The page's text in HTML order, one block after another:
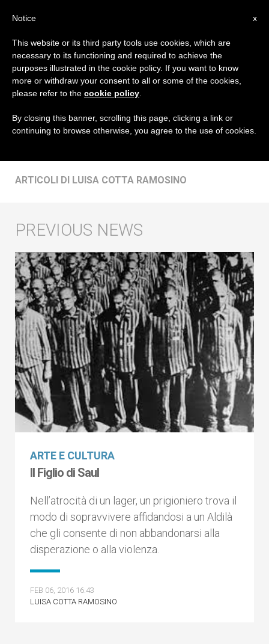
AUTORE
Luisa Cotta Ramosino
ARTICOLI DI LUISA COTTA RAMOSINO
ARTE E CULTURA
Il Figlio di Saul
Nell’atrocità di un lager, un prigioniero trova il
modo di sopravvivere affidandosi a un Aldilà
che gli consente di non abbandonarsi alla
disperazione o alla violenza.
FEB 06, 2016 16:43
LUISA COTTA RAMOSINO
x
Notice
This website or its third party tools use cookies, which are
necessary to its functioning and required to achieve the
purposes illustrated in the cookie policy. If you want to know
more or withdraw your consent to all or some of the cookies,
please refer to the cookie policy
By closing this banner, scrolling this page, clicking a link or
continuing to browse otherwise, you agree to the use of cookies.